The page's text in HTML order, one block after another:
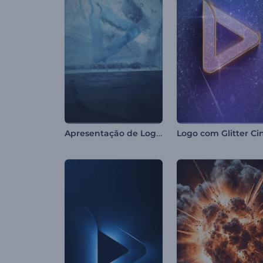
Apresentação de Logotipo Explosão de Gelo